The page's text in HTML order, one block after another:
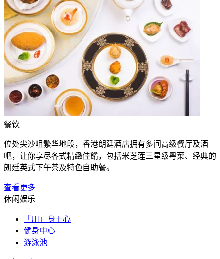
餐饮
位处尖沙咀繁华地段，香港朗廷酒店拥有多间高级餐厅及酒
吧，让你享尽各式精緻佳餚，包括米芝莲三星级粤菜、经典的
朗廷英式下午茶及特色自助餐。
查看更多
休闲娱乐
「川」身＋心
健身中心
游泳池